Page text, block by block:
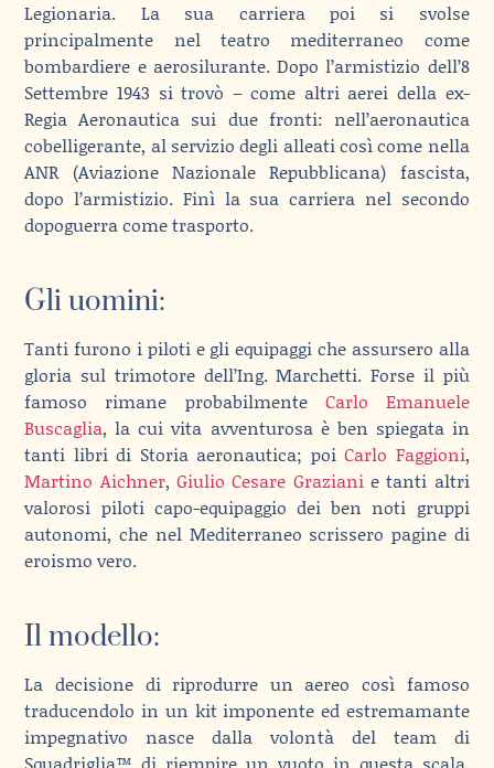
Legionaria. La sua carriera poi si svolse
principalmente nel teatro mediterraneo come
bombardiere e aerosilurante. Dopo l’armistizio dell’8
Settembre 1943 si trovò – come altri aerei della ex-
Regia Aeronautica sui due fronti: nell’aeronautica
cobelligerante, al servizio degli alleati così come nella
ANR (Aviazione Nazionale Repubblicana) fascista,
dopo l’armistizio. Finì la sua carriera nel secondo
dopoguerra come trasporto.
Gli uomini:
Tanti furono i piloti e gli equipaggi che assursero alla
gloria sul trimotore dell’Ing. Marchetti. Forse il più
famoso rimane probabilmente Carlo Emanuele
Buscaglia, la cui vita avventurosa è ben spiegata in
tanti libri di Storia aeronautica; poiCarlo Faggioni,
Martino Aichner,Giulio Cesare Grazianie tanti altri
valorosi piloti capo-equipaggio dei ben noti gruppi
autonomi, che nel Mediterraneo scrissero pagine di
eroismo vero.
Il modello:
La decisione di riprodurre un aereo così famoso
traducendolo in un kit imponente ed estremamante
impegnativo nasce dalla volontà del team di